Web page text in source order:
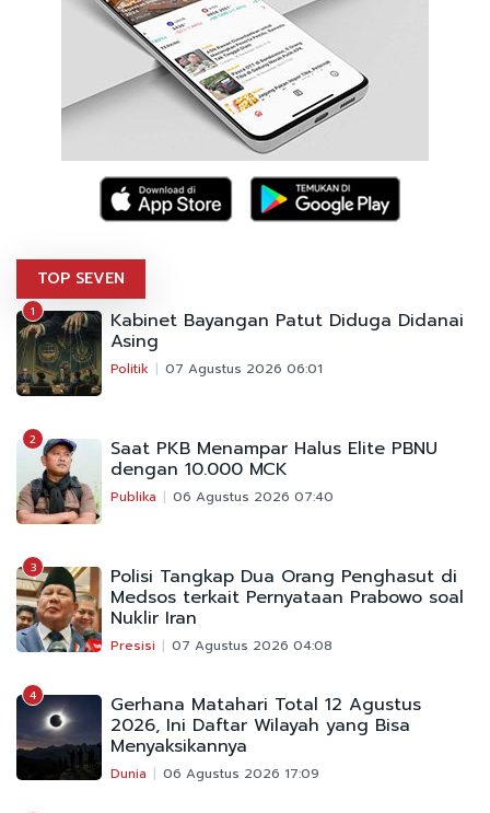
TOP SEVEN
1 Kabinet Bayangan Patut Diduga Didanai
Asing
Politik 07 Agustus 2026 06:01
2 Saat PKB Menampar Halus Elite PBNU
dengan 10.000 MCK
Publika 06 Agustus 2026 07:40
3 Polisi Tangkap Dua Orang Penghasut di
Medsos terkait Pernyataan Prabowo soal
Nuklir Iran
Presisi 07 Agustus 2026 04:08
4 Gerhana Matahari Total 12 Agustus
2026, Ini Daftar Wilayah yang Bisa
Menyaksikannya
Dunia 06 Agustus 2026 17:09